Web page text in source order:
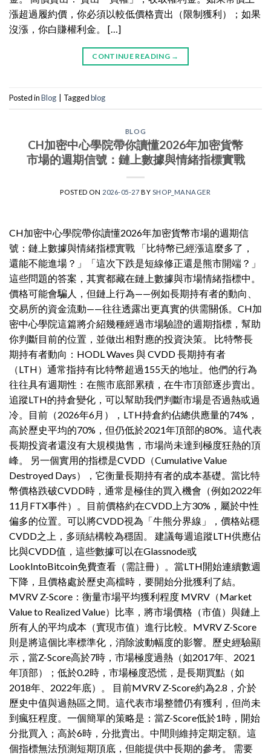
漲超過履約價，你必須以較低價格賣出（限制獲利）；如果
沒漲，你白賺權利金。 […]
CONTINUE READING →
Posted inBlog Taggedblog
BLOG
CH加密中心學院帶你讀懂2026年加密貨幣
市場的週期信號：鏈上數據與情緒指標實戰
POSTED ON 2026-05-27 BY SHOP_MANAGER
CH加密中心學院帶你讀懂2026年加密貨幣市場的週期信
號：鏈上數據與情緒指標實戰 「比特幣已經漲這麼多了，
還能不能進場？」「這次下跌是短線修正還是熊市開端？」
這些問題的答案，其實都藏在鏈上數據與市場情緒指標中。
價格可能會騙人，但鏈上行為——例如長期持有者的動向、
交易所的資金流動——往往透露出更真實的供需關係。CH加
密中心學院這篇將介紹幾種經過市場驗證的週期指標，幫助
你判斷目前的位置，並做出相對應的投資決策。 比特幣長
期持有者動向：HODL Waves 與 CVDD 長期持有者
（LTH）通常指持有比特幣超過155天的地址。他們的行為
往往具有週期性：在熊市底部累積，在牛市頂部逐步賣出。
追蹤LTH的持倉變化，可以幫助我們判斷市場是否過熱或過
冷。目前（2026年6月），LTH持倉約佔總供應量的74%，
高於歷史平均的70%，但仍低於2021年頂部的80%。這代表
長期投資者還沒有大規模拋售，市場尚未達到極度狂熱的頂
峰。 另一個實用的指標是CVDD（Cumulative Value
Destroyed Days），它衡量長期持有者的成本基礎。當比特
幣價格跌破CVDD時，通常是極佳的買入機會（例如2022年
11月FTX事件）。目前價格約在CVDD上方30%，屬於中性
偏多的位置。可以將CVDD視為「牛熊分界線」，價格站穩
CVDD之上，多頭結構較為穩固。 建議每週追蹤LTH供應佔
比與CVDD值，這些數據可以在Glassnode或
LookIntoBitcoin免費查看（需註冊）。當LTH開始連續數週
下降，且價格處於歷史高檔時，要開始分批獲利了結。
MVRV Z-Score：衡量市場平均獲利程度 MVRV（Market
Value to Realized Value）比率，將市場價格（市值）與鏈上
所有人的平均成本（實現市值）進行比較。MVRV Z-Score
則是將這個比率標準化，消除波動幅度的影響。歷史經驗顯
示，當Z-Score高於7時，市場極度過熱（如2017年、2021
年頂部）；低於0.2時，市場極度恐慌，是長期買點（如
2018年、2022年底）。 目前MVRV Z-Score約為2.8，介於
歷史中值與過熱區之間。這代表市場整體仍有獲利，但尚未
到瘋狂程度。一個簡單的策略是：當Z-Score低於1時，開始
分批買入；高於6時，分批賣出。中間則維持定期定額。這
個指標無法預測短期頂底，但能提供中長期的參考。 需要